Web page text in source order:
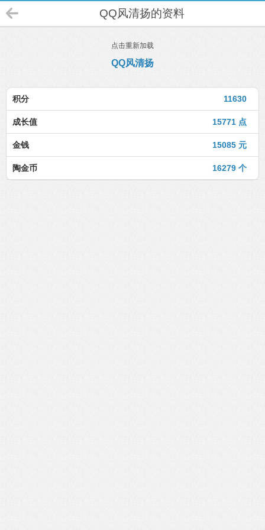
QQ风清扬的资料
点击重新加载
QQ风清扬
11630
积分
15771 点
成长值
15085 元
金钱
16279 个
陶金币